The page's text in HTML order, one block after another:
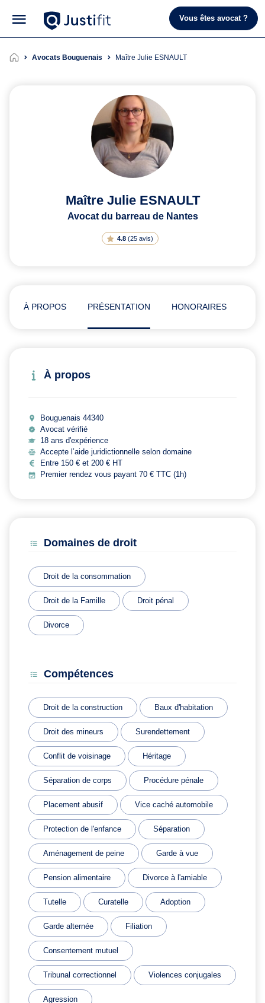
Vous êtes avocat ?
Avocats Bouguenais Maître Julie ESNAULT
Maître Julie ESNAULT
Avocat du barreau de Nantes
4.8 (25 avis)
À PROPOS PRÉSENTATION HONORAIRES
À propos
Bouguenais 44340
Avocat vérifié
18 ans d'expérience
Accepte l’aide juridictionnelle selon domaine
Entre 150 € et 200 € HT
Premier rendez vous payant 70 € TTC (1h)
Domaines de droit
Droit de la consommation
Droit de la Famille Droit pénal
Divorce
Compétences
Droit de la construction Baux d'habitation
Droit des mineurs Surendettement
Conflit de voisinage Héritage
Séparation de corps Procédure pénale
Placement abusif Vice caché automobile
Protection de l'enfance Séparation
Aménagement de peine Garde à vue
Pension alimentaire Divorce à l'amiable
Tutelle Curatelle Adoption
Garde alternée Filiation
Consentement mutuel
Tribunal correctionnel Violences conjugales
Agression